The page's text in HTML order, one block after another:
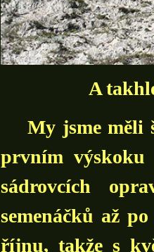
A
My jsme měli
prvním
sádrovcích
semenáčků až
říjnu, takže s